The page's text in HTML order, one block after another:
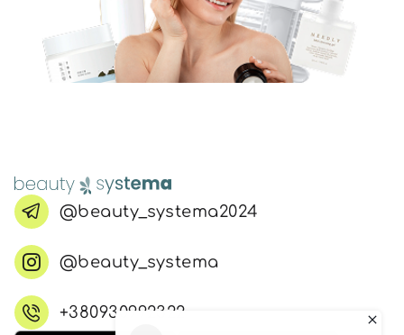
@beauty_systema2024
@beauty_systema
+380930992322